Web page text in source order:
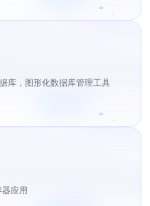
库，图形化数据库管理工具
应用